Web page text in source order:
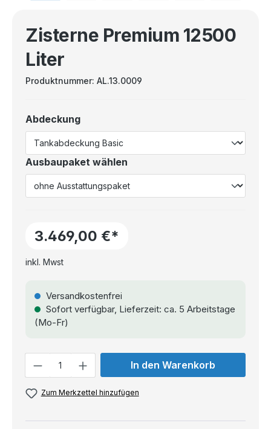
Zisterne Premium 12500
Liter
Produktnummer:AL.13.0009
Abdeckung
Ausbaupaket wählen
3.469,00 €*
inkl. Mwst
Versandkostenfrei
Sofort verfügbar, Lieferzeit: ca. 5 Arbeitstage
(Mo-Fr)
In den Warenkorb
Zum Merkzettel hinzufügen